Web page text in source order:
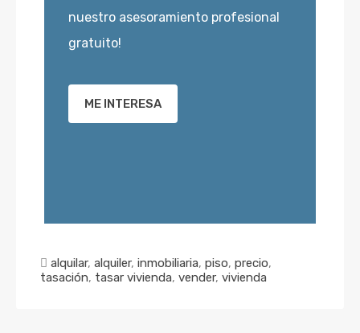
nuestro asesoramiento profesional
gratuito!
ME INTERESA
alquilar, alquiler, inmobiliaria, piso, precio,
tasación, tasar vivienda, vender, vivienda